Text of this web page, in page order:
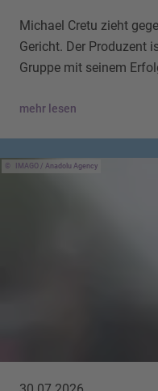
Michael Cretu zieht
Gericht. Der Produzent
Gruppe mit seinem
mehr lesen
IMAGO / Anadolu Agency